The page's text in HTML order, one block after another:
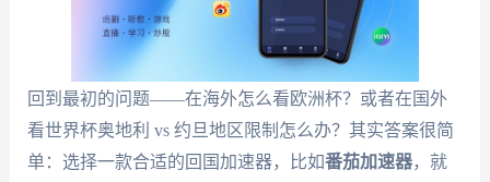
回到最初的问题——在海外怎么看欧洲杯？或者在国外
看世界杯奥地利 vs 约旦地区限制怎么办？其实答案很简
单：选择一款合适的回国加速器，比如番茄加速器，就